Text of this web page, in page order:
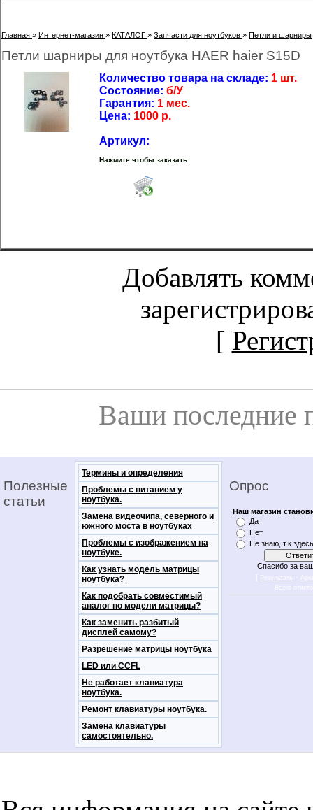
Главная » Интернет-магазин » КАТАЛОГ » Запчасти для ноутбуков » Петли и шарниры
Петли шарниры для ноутбука HAER haier S15D
Количество товара на складе: 1 шт.
Состояние: б/У
Гарантия: 1 мес.
Цена: 1000 р.
Артикул:
Нажмите чтобы заказать
Добавлять
[
Ваши последние
Полезные
статьи
Термины и определения
Проблемы с питанием у
ноутбука.
Замена видеочипа, северного и
южного моста в ноутбуках
Проблемы с изображением на
ноутбуке.
Как узнать модель матрицы
ноутбука?
Как подобрать совместимый
аналог по модели матрицы?
Как заменить разбитый
дисплей самому?
Разрешение матрицы ноутбука
LED или CCFL
Не работает клавиатура
ноутбука.
Ремонт клавиатуры ноутбука.
Замена клавиатуры
самостоятельно.
Опрос
Наш магазин
Да
Нет
Не знаю, т.к
Спасибо за